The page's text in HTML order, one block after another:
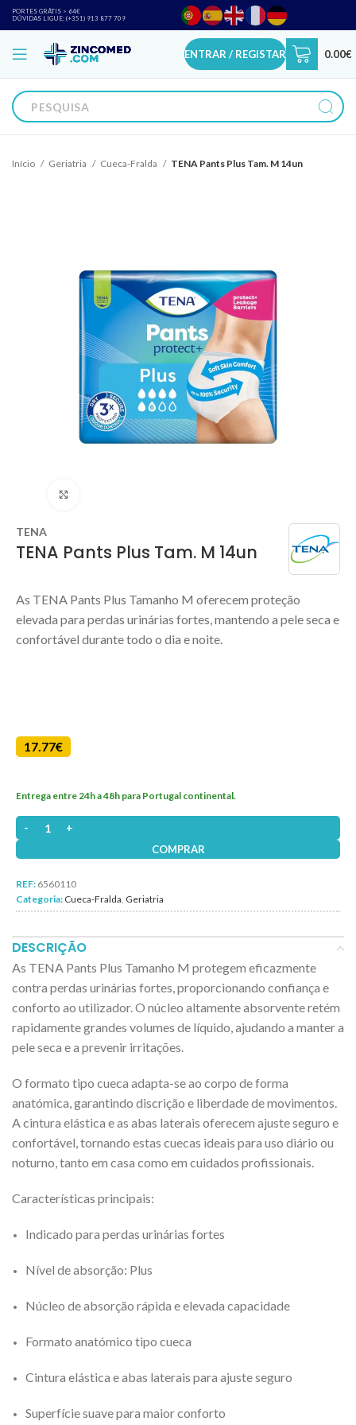
PORTES GRÁTIS > 64€
DÚVIDAS LIGUE: (+351) 913 877 709
ENTRAR / REGISTAR 0.00€
Início Geriatria Cueca-Fralda TENA Pants Plus Tam. M 14un
TENA
TENA Pants Plus Tam. M 14un
As TENA Pants Plus Tamanho M oferecem proteção
elevada para perdas urinárias fortes, mantendo a pele seca e
confortável durante todo o dia e noite.
17.77€
Entrega entre 24h a 48h para Portugal continental.
Quantidade de TENA Pants Plus Tam. M 14un
COMPRAR
REF: 6560110
Categoria: Cueca-Fralda, Geriatria
DESCRIÇÃO
As TENA Pants Plus Tamanho M protegem eficazmente
contra perdas urinárias fortes, proporcionando confiança e
conforto ao utilizador. O núcleo altamente absorvente retém
rapidamente grandes volumes de líquido, ajudando a manter a
pele seca e a prevenir irritações.
O formato tipo cueca adapta-se ao corpo de forma
anatómica, garantindo discrição e liberdade de movimentos.
A cintura elástica e as abas laterais oferecem ajuste seguro e
confortável, tornando estas cuecas ideais para uso diário ou
noturno, tanto em casa como em cuidados profissionais.
Características principais:
Indicado para perdas urinárias fortes
Nível de absorção: Plus
Núcleo de absorção rápida e elevada capacidade
Formato anatómico tipo cueca
Cintura elástica e abas laterais para ajuste seguro
Superfície suave para maior conforto